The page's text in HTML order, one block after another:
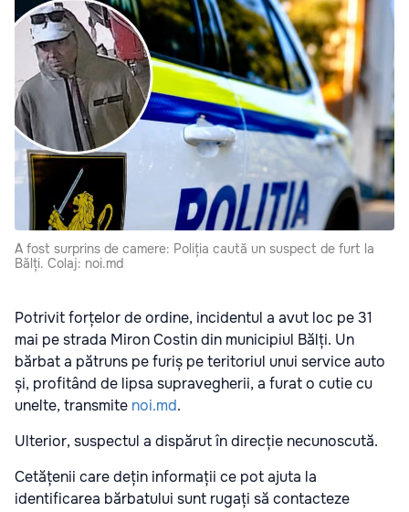
A fost surprins de camere: Poliția caută un suspect de furt la
Bălți. Colaj: noi.md
Potrivit forțelor de ordine, incidentul a avut loc pe 31
mai pe strada Miron Costin din municipiul Bălți. Un
bărbat a pătruns pe furiș pe teritoriul unui service auto
și, profitând de lipsa supravegherii, a furat o cutie cu
unelte, transmite noi.md.
Ulterior, suspectul a dispărut în direcție necunoscută.
Cetățenii care dețin informații ce pot ajuta la
identificarea bărbatului sunt rugați să contacteze